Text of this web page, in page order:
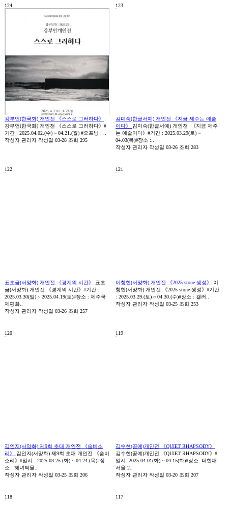
124
강부언(한국화) 개인전 《스스로 그러하다》
강부언(한국화) 개인전 《스스로 그러하다》#
기간 : 2025.04.02.(수) ~ 04.21.(월) #오프닝 : ..
작성자 관리자 작성일 03-28 조회 295
123
김미숙(한글서예) 개인전 《지금 제주는 예술
이다》 김미숙(한글서예) 개인전 《지금 제주
는 예술이다》#기간 : 2025.03.29(토) ~
04.03(목)#장소 :..
작성자 관리자 작성일 03-26 조회 283
122
표초금(서양화) 개인전 《경계의 시간》 표초
금(서양화) 개인전 《경계의 시간》#기간 :
2025.03.30(일) ~ 2025.04.19(토)#장소 : 제주국
제평화..
작성자 관리자 작성일 03-26 조회 257
121
이창현(서양화) 개인전 《2025 stone-생성》 이
창현(서양화) 개인전 《2025 stone-생성》#기간
: 2025.03.29.(토) ~ 04.30.(수)#장소 : 갤러..
작성자 관리자 작성일 03-25 조회 253
120
김인지(서양화) 제9회 초대 개인전 《숨비소
리》 김인지(서양화) 제9회 초대 개인전 《숨비
소리》#일시 : 2025.03.25.(화) ~ 04.24.(목)#장
소 : 해녀박물..
작성자 관리자 작성일 03-25 조회 206
119
김수현(공예)개인전 《QUIET RHAPSODY》
김수현(공예)개인전 《QUIET RHAPSODY》#
일시: 2025.04.01(화) ~ 04.15(화)#장소: 더현대
서울 2..
작성자 관리자 작성일 03-20 조회 207
118 117